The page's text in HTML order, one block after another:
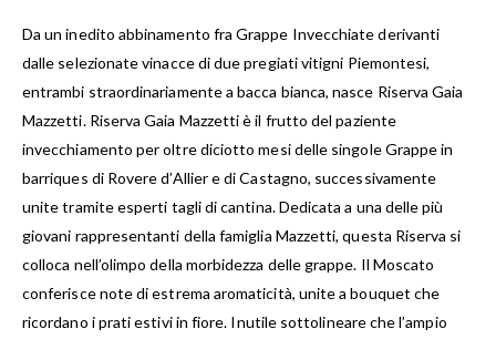
Da un inedito abbinamento fra Grappe Invecchiate derivanti
dalle selezionate vinacce di due pregiati vitigni Piemontesi,
entrambi straordinariamente a bacca bianca, nasce Riserva Gaia
Mazzetti. Riserva Gaia Mazzetti è il frutto del paziente
invecchiamento per oltre diciotto mesi delle singole Grappe in
barriques di Rovere d’Allier e di Castagno, successivamente
unite tramite esperti tagli di cantina. Dedicata a una delle più
giovani rappresentanti della famiglia Mazzetti, questa Riserva si
colloca nell’olimpo della morbidezza delle grappe. Il Moscato
conferisce note di estrema aromaticità, unite a bouquet che
ricordano i prati estivi in fiore. Inutile sottolineare che l’ampio